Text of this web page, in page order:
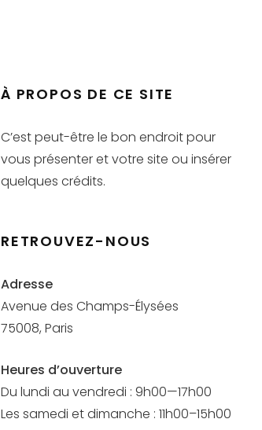
À PROPOS DE CE SITE
C’est peut-être le bon endroit pour
vous présenter et votre site ou insérer
quelques crédits.
RETROUVEZ-NOUS
Adresse
Avenue des Champs-Élysées
75008, Paris
Heures d’ouverture
Du lundi au vendredi : 9h00—17h00
Les samedi et dimanche : 11h00–15h00